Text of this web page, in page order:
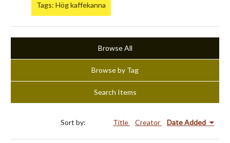
Tags: Hög kaffekanna
Browse All
Browse by Tag
Search Items
Sort by: Title Creator Date Added